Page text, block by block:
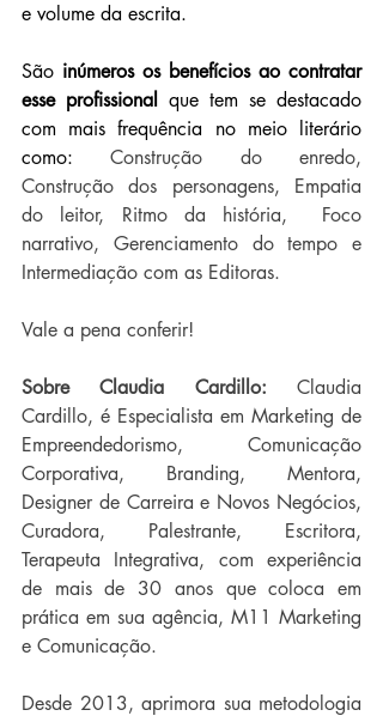
e volume da escrita.
São inúmeros os benefícios ao contratar
esse profissional
que tem se destacado
com mais frequência no meio literário
como: Construção do enredo,
Construção dos personagens, Empatia
do leitor, Ritmo da história,  Foco
narrativo, Gerenciamento do tempo e
Intermediação com as Editoras.
Vale a pena conferir!
Sobre Claudia Cardillo: Claudia
Cardillo, é Especialista em Marketing de
Empreendedorismo, Comunicação
Corporativa, Branding, Mentora,
Designer de Carreira e Novos Negócios,
Curadora, Palestrante, Escritora,
Terapeuta Integrativa, com experiência
de mais de 30 anos que coloca em
prática em sua agência, M11 Marketing
e Comunicação.
Desde 2013, aprimora sua metodologia